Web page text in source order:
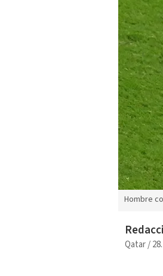
Hombre
Qatar/